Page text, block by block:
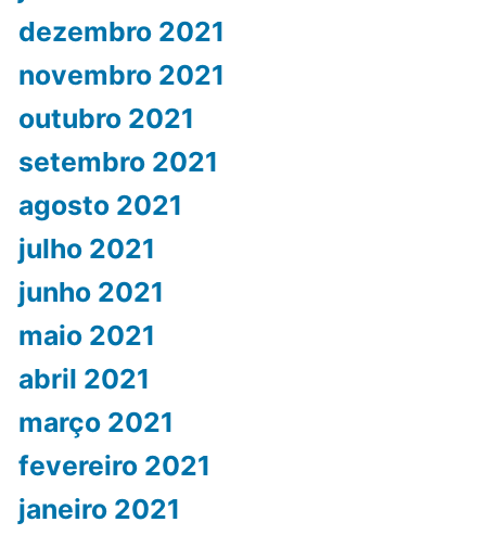
dezembro 2021
novembro 2021
outubro 2021
setembro 2021
agosto 2021
julho 2021
junho 2021
maio 2021
abril 2021
março 2021
fevereiro 2021
janeiro 2021